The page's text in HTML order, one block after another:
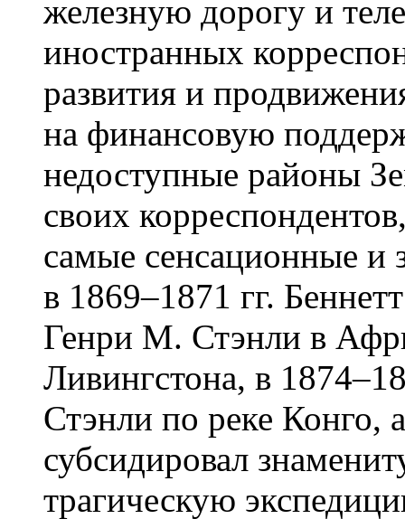
железную дорогу и
иностранных
развития и
на финансовую
недоступные районы
своих
самые сенсационные и
в 1869–1871 гг.
Генри М. Стэнли в
Ливингстона, в
Стэнли по реке Конго,
субсидировал
трагическую